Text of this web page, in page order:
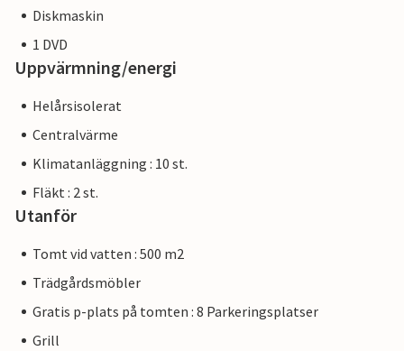
Diskmaskin
1 DVD
Uppvärmning/energi
Helårsisolerat
Centralvärme
Klimatanläggning : 10 st.
Fläkt : 2 st.
Utanför
Tomt vid vatten : 500 m2
Trädgårdsmöbler
Gratis p-plats på tomten : 8 Parkeringsplatser
Grill